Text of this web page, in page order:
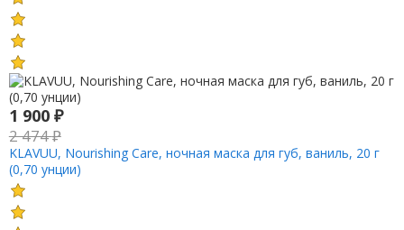
1 900 ₽
2 474₽
KLAVUU, Nourishing Care, ночная маска для губ, ваниль, 20 г
(0,70 унции)